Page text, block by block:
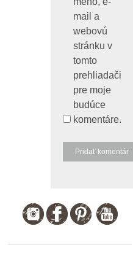
mail a
webovú
stránku v
tomto
prehliadači
pre moje
budúce
komentáre.